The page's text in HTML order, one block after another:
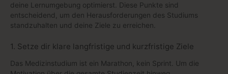
deine Lernumgebung optimierst. Diese Punkte sind
entscheidend, um den Herausforderungen des Studiums
standzuhalten und deine Ziele zu erreichen.
1. Setze dir klare langfristige und kurzfristige Ziele
Das Medizinstudium ist ein Marathon, kein Sprint. Um die